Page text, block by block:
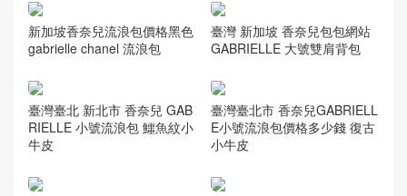
新加坡香奈兒流浪包價格黑色
gabrielle chanel 流浪包
臺灣 新加坡 香奈兒包包網站
GABRIELLE 大號雙肩背包
臺灣臺北 新北市 香奈兒 GAB
RIELLE 小號流浪包 鱷魚紋小
牛皮
臺灣臺北市 香奈兒GABRIELL
E小號流浪包價格多少錢 復古
小牛皮